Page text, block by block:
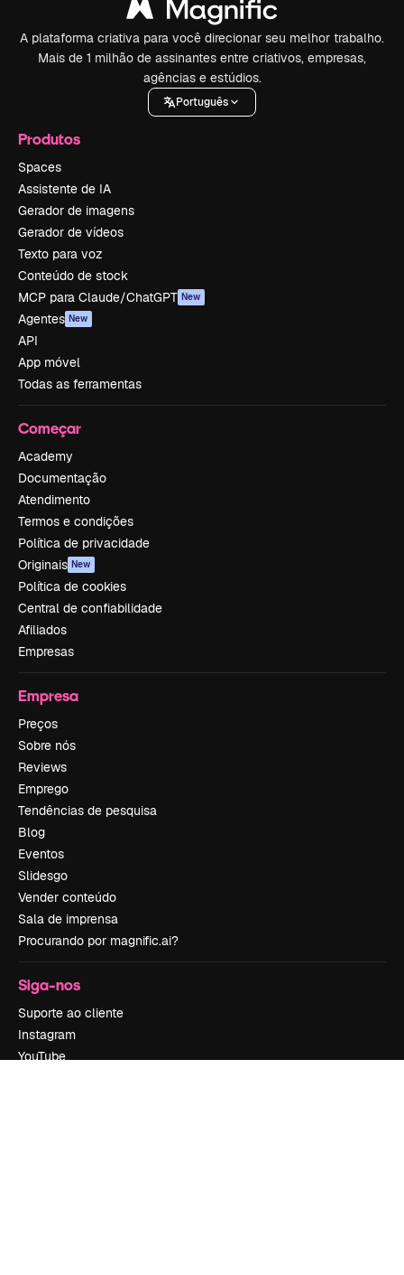
A plataforma criativa para você direcionar seu melhor trabalho.
Mais de 1 milhão de assinantes entre criativos, empresas,
agências e estúdios.
Português
Produtos
Spaces
Assistente de IA
Gerador de imagens
Gerador de vídeos
Texto para voz
Conteúdo de stock
MCP para Claude/ChatGPT New
Agentes New
API
App móvel
Todas as ferramentas
Começar
Academy
Documentação
Atendimento
Termos e condições
Política de privacidade
Originais New
Política de cookies
Central de confiabilidade
Afiliados
Empresas
Empresa
Preços
Sobre nós
Reviews
Emprego
Tendências de pesquisa
Blog
Eventos
Slidesgo
Vender conteúdo
Sala de imprensa
Procurando por magnific.ai?
Siga-nos
Suporte ao cliente
Instagram
YouTube